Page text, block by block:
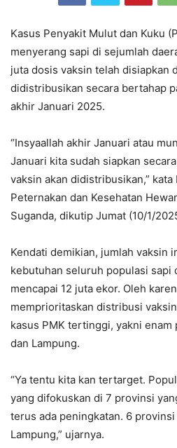
Kasus Penyakit Mulut dan Kuku
menyerang sapi di sejumlah
juta dosis vaksin telah disiapkan
didistribusikan secara bertahap
akhir Januari 2025.
“Insyaallah akhir Januari atau
Januari kita sudah siapkan
vaksin akan didistribusikan,”
Peternakan dan Kesehatan
Suganda, dikutip Jumat (10/1/
Kendati demikian, jumlah vaksin
kebutuhan seluruh populasi sapi
mencapai 12 juta ekor. Oleh
memprioritaskan distribusi
kasus PMK tertinggi, yakni
dan Lampung.
“Ya tentu kita kan tertarget.
yang difokuskan di 7 provinsi
terus ada peningkatan. 6 provinsi
Lampung,” ujarnya.